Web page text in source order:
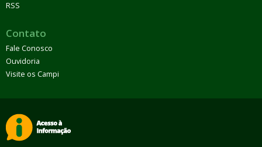
RSS
Contato
Fale Conosco
Ouvidoria
Visite os Campi